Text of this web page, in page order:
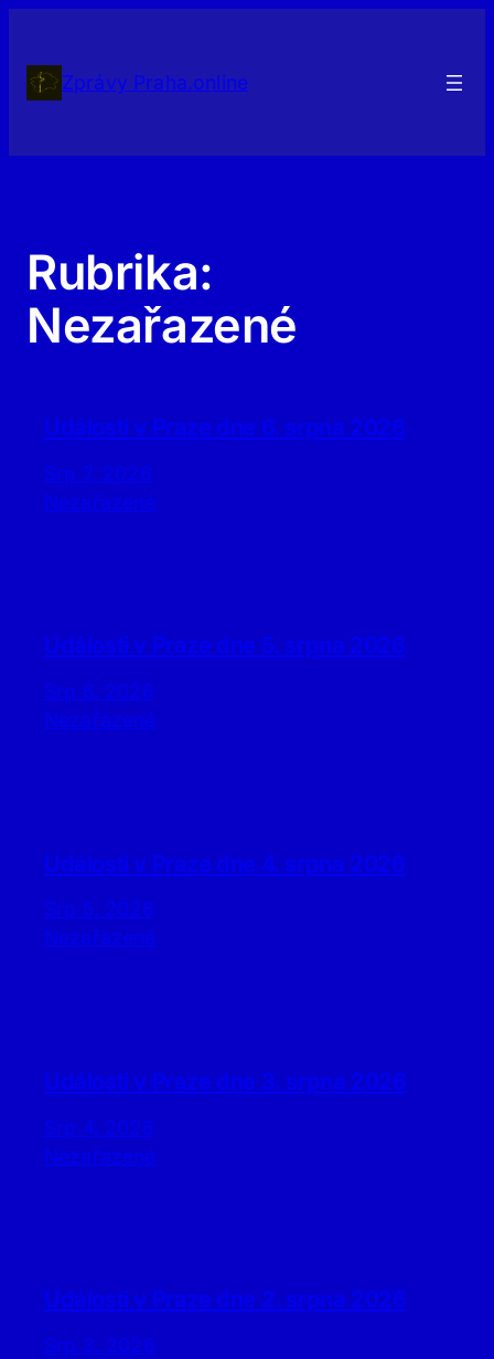
obsahZprávy Praha.online
Rubrika:
Nezařazené
Události v Praze dne 6. srpna 2026
Srp 7, 2026
Nezařazené
Události v Praze dne 5. srpna 2026
Srp 6, 2026
Nezařazené
Události v Praze dne 4. srpna 2026
Srp 5, 2026
Nezařazené
Události v Praze dne 3. srpna 2026
Srp 4, 2026
Nezařazené
Události v Praze dne 2. srpna 2026
Srp 3, 2026